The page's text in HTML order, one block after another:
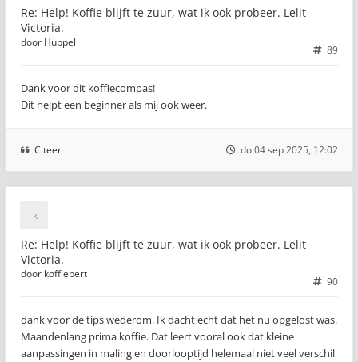
Re: Help! Koffie blijft te zuur, wat ik ook probeer. Lelit
Victoria.
89
door Huppel
Dank voor dit koffiecompas!
Dit helpt een beginner als mij ook weer.
Citeer do 04 sep 2025, 12:02
Re: Help! Koffie blijft te zuur, wat ik ook probeer. Lelit
Victoria.
90
door koffiebert
dank voor de tips wederom. Ik dacht echt dat het nu opgelost was.
Maandenlang prima koffie. Dat leert vooral ook dat kleine
aanpassingen in maling en doorlooptijd helemaal niet veel verschil